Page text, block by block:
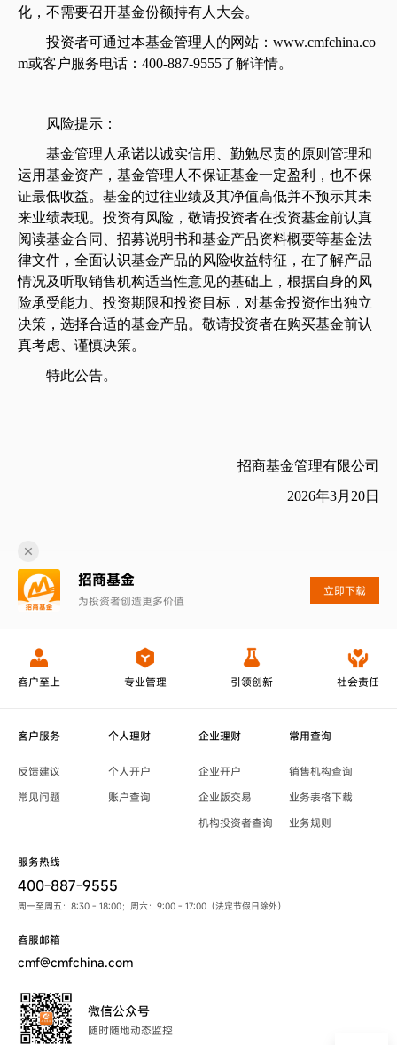
化，不需要召开基金份额持有人大会。
投资者可通过本基金管理人的网站： www.cmfchina.co
m或客户服务电话： 400-887-9555了解详情。
风险提示：
基金管理人承诺以诚实信用、勤勉尽责的原则管理和
运用基金资产，基金管理人不保证基金一定盈利，也不保
证最低收益。基金的过往业绩及其净值高低并不预示其未
来业绩表现。投资有风险，敬请投资者在投资基金前认真
阅读基金合同、招募说明书和基金产品资料概要等基金法
律文件，全面认识基金产品的风险收益特征，在了解产品
情况及听取销售机构适当性意见的基础上，根据自身的风
险承受能力、投资期限和投资目标，对基金投资作出独立
决策，选择合适的基金产品。敬请投资者在购买基金前认
真考虑、谨慎决策。
特此公告。
招商基金管理有限公司
2026年3月 20日
招商基金
为投资者创造更多价值
立即下载
客户至上 专业管理 引领创新 社会责任
客户服务
反馈建议
常见问题
个人理财
个人开户
账户查询
企业理财
企业开户
企业版交易
机构投资者查询
常用查询
销售机构查询
业务表格下载
业务规则
服务热线
400-887-9555
周一至周五：8:30 - 18:00；周六：9:00 - 17:00（法定节假日除外）
客服邮箱
cmf@cmfchina.com
微信公众号
随时随地动态监控